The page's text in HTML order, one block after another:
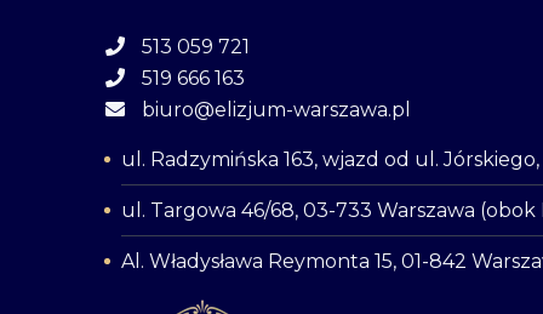
513 059 721
519 666 163
biuro@elizjum-warszawa.pl
ul. Radzymińska 163, wjazd od ul.
ul. Targowa 46/68, 03-733 Warszawa
Al. Władysława Reymonta 15, 01-842